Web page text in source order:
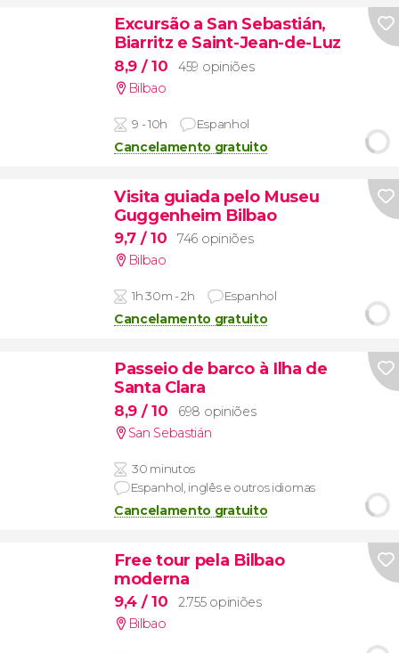
Excursão a San Sebastián,
Biarritz e Saint-Jean-de-Luz
8,9 / 10
459 opiniões
Bilbao
9 - 10h Espanhol
Cancelamento gratuito
Visita guiada pelo Museu
Guggenheim Bilbao
9,7 / 10
746 opiniões
Bilbao
1h 30m - 2h Espanhol
Cancelamento gratuito
Passeio de barco à Ilha de
Santa Clara
8,9 / 10
698 opiniões
San Sebastián
30 minutos
Espanhol, inglês e outros idiomas
Cancelamento gratuito
Free tour pela Bilbao
moderna
9,4 / 10
2.755 opiniões
Bilbao